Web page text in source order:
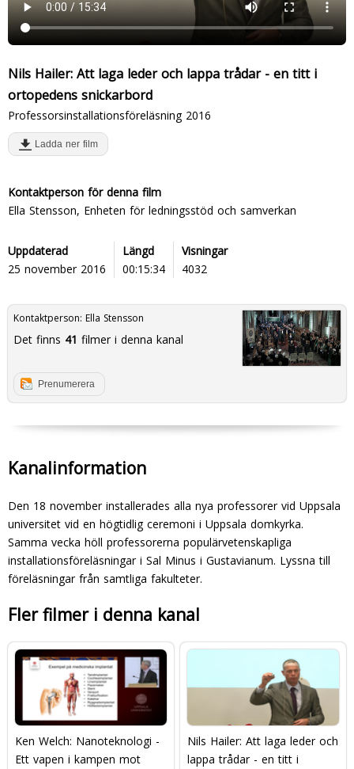
Nils Hailer: Att laga leder och lappa trådar - en titt i
ortopedens snickarbord
Professorsinstallationsföreläsning 2016
Ladda ner film
Kontaktperson för denna film
Ella Stensson, Enheten för ledningsstöd och samverkan
Uppdaterad
25 november 2016
Längd
00:15:34
Visningar
4032
Kontaktperson: Ella Stensson
Det finns 41 filmer i denna kanal
Prenumerera
Kanalinformation
Den 18 november installerades alla nya professorer vid Uppsala
universitet vid en högtidlig ceremoni i Uppsala domkyrka.
Samma vecka höll professorerna populärvetenskapliga
installationsföreläsningar i Sal Minus i Gustavianum. Lyssna till
föreläsningar från samtliga fakulteter.
Fler filmer i denna kanal
Ken Welch: Nanoteknologi -
Ett vapen i kampen mot
Nils Hailer: Att laga leder och
lappa trådar - en titt i